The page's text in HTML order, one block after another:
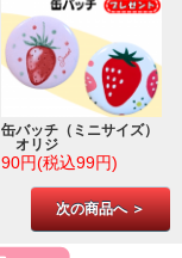
缶バッチ（ミニサイズ）
オリジ
90円(税込99円)
次の商品へ ＞